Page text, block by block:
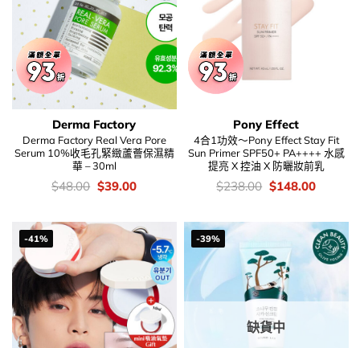
Derma Factory
Derma Factory Real Vera Pore
Serum 10%收毛孔緊緻蘆薈保濕精
華 – 30ml
價
錢：
$48.00 Original
price
$48.00.
$39.00Current
Pony Effect
4合1功效～Pony Effect Stay Fit
Sun Primer SPF50+ PA++++ 水感
提亮 X 控油 X 防曬妝前乳
價
錢：
$238.00 Original
price
$238.00.
$148.00Current
-41% -39%
缺貨中